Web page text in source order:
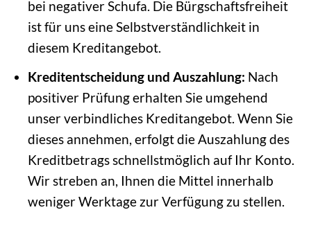
bei negativer Schufa. Die Bürgschaftsfreiheit
ist für uns eine Selbstverständlichkeit in
diesem Kreditangebot.
Kreditentscheidung und Auszahlung: Nach
positiver Prüfung erhalten Sie umgehend
unser verbindliches Kreditangebot. Wenn Sie
dieses annehmen, erfolgt die Auszahlung des
Kreditbetrags schnellstmöglich auf Ihr Konto.
Wir streben an, Ihnen die Mittel innerhalb
weniger Werktage zur Verfügung zu stellen.